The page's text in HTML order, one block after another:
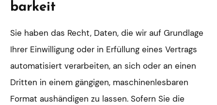
barkeit
Sie haben das Recht, Daten, die wir auf Grundlage
Ihrer Einwilligung oder in Erfüllung eines Vertrags
automatisiert verarbeiten, an sich oder an einen
Dritten in einem gängigen, maschinenlesbaren
Format aushändigen zu lassen. Sofern Sie die